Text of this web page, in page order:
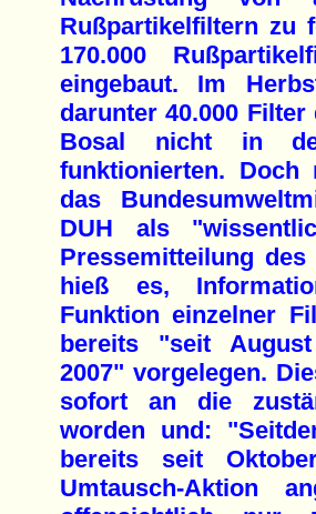
Rußpartikelfiltern zu
170.000
eingebaut. Im
darunter 40.000 Filter
Bosal nicht in
funktionierten.
das
DUH als
Pressemitteilung
hieß es,
Funktion einzelner
bereits "seit August
2007" vorgelegen.
sofort an die
worden und:
bereits seit
Umtausch-Aktion